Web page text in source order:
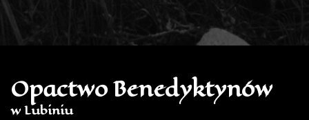
Opactwo Benedyktynów
w Lubiniu